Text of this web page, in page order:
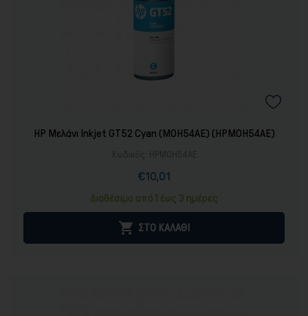
HP Μελάνι Inkjet GT52 Cyan (M0H54AE) (HPM0H54AE)
Τιμή
€10,01Κανονική
Διαθέσιμο από 1 έως 3 ημέρες
 ΣΤΟ ΚΑΛΑΘΙ